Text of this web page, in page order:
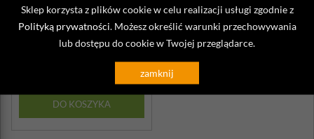
Sklep korzysta z plików cookie w celu realizacji usługi zgodnie z
Polityką prywatności. Możesz określić warunki przechowywania
lub dostępu do cookie w Twojej przeglądarce.
zamknij
Lucido Kela
309,90 zł
Wysyłka do 48 godzin
DO KOSZYKA